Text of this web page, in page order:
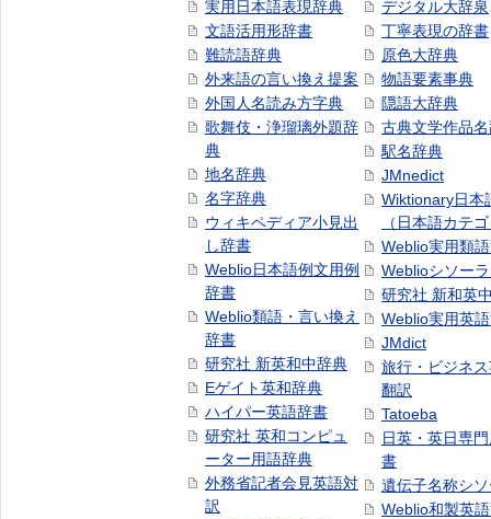
実用日本語表現辞典
文語活用形辞書
難読語辞典
外来語の言い換え提案
外国人名読み方字典
歌舞伎・浄瑠璃外題辞
典
地名辞典
名字辞典
ウィキペディア小見出
し辞書
Weblio日本語例文用例
辞書
Weblio類語・言い換え
辞書
研究社 新英和中辞典
Eゲイト英和辞典
ハイパー英語辞書
研究社 英和コンピュ
ーター用語辞典
外務省記者会見英語対
訳
デジタル大辞泉
丁寧表現の辞書
原色大辞典
物語要素事典
隠語大辞典
古典文学作品
駅名辞典
JMnedict
Wiktionary日本
（日本語カテ
Weblio実用類
Weblioシソー
研究社 新和英
Weblio実用英
JMdict
旅行・ビジネ
翻訳
Tatoeba
日英・英日専
書
遺伝子名称シ
Weblio和製英